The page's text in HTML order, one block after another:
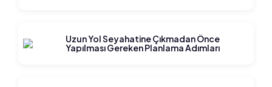
Uzun Yol Seyahatine Çıkmadan Önce
Yapılması Gereken Planlama Adımları